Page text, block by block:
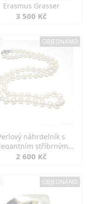
Erasmus Grasser
3 500 Kč
OBJEDNÁNO
náhrdelník s
stříbrným
zapínáním
2 600 Kč
OBJEDNÁNO